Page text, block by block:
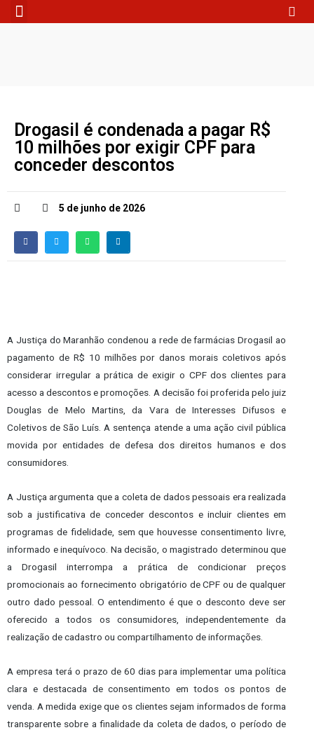
Drogasil é condenada a pagar R$
10 milhões por exigir CPF para
conceder descontos
5 de junho de 2026
A Justiça do Maranhão condenou a rede de farmácias Drogasil ao
pagamento de R$ 10 milhões por danos morais coletivos após
considerar irregular a prática de exigir o CPF dos clientes para
acesso a descontos e promoções. A decisão foi proferida pelo juiz
Douglas de Melo Martins, da Vara de Interesses Difusos e
Coletivos de São Luís. A sentença atende a uma ação civil pública
movida por entidades de defesa dos direitos humanos e dos
consumidores.
A Justiça argumenta que a coleta de dados pessoais era realizada
sob a justificativa de conceder descontos e incluir clientes em
programas de fidelidade, sem que houvesse consentimento livre,
informado e inequívoco. Na decisão, o magistrado determinou que
a Drogasil interrompa a prática de condicionar preços
promocionais ao fornecimento obrigatório de CPF ou de qualquer
outro dado pessoal. O entendimento é que o desconto deve ser
oferecido a todos os consumidores, independentemente da
realização de cadastro ou compartilhamento de informações.
A empresa terá o prazo de 60 dias para implementar uma política
clara e destacada de consentimento em todos os pontos de
venda. A medida exige que os clientes sejam informados de forma
transparente sobre a finalidade da coleta de dados, o período de